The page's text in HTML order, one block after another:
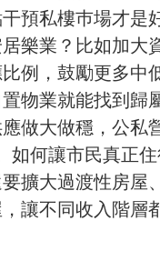
預私樓巿場才是
樂業？比如加大
例，鼓勵更多中
物業就能找到歸
做大做穩，公私
如何讓市民真正
擴大過渡性房屋
讓不同收入階層